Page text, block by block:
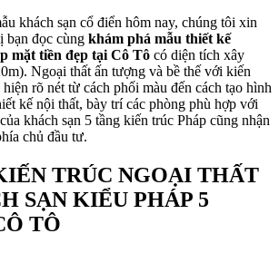
khách sạn cổ điển hôm nay, chúng tôi xin
bạn đọc cùng khám phá mẫu thiết kế
mặt tiền đẹp tại Cô Tô có diện tích xây
Ngoại thất ấn tượng và bề thế với kiến
rõ nét từ cách phối màu đến cách tạo hình
kế nội thất, bày trí các phòng phù hợp với
khách sạn 5 tầng kiến trúc Pháp cũng nhận
chủ đầu tư.
TRÚC NGOẠI THẤT
SẠN KIỂU PHÁP 5
TÔ